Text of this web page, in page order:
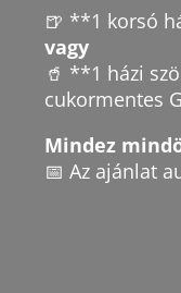
🍺 **1 korsó
vagy
🥤 **1 házi
cukormentes
Mindez
📅 Az ajánlat